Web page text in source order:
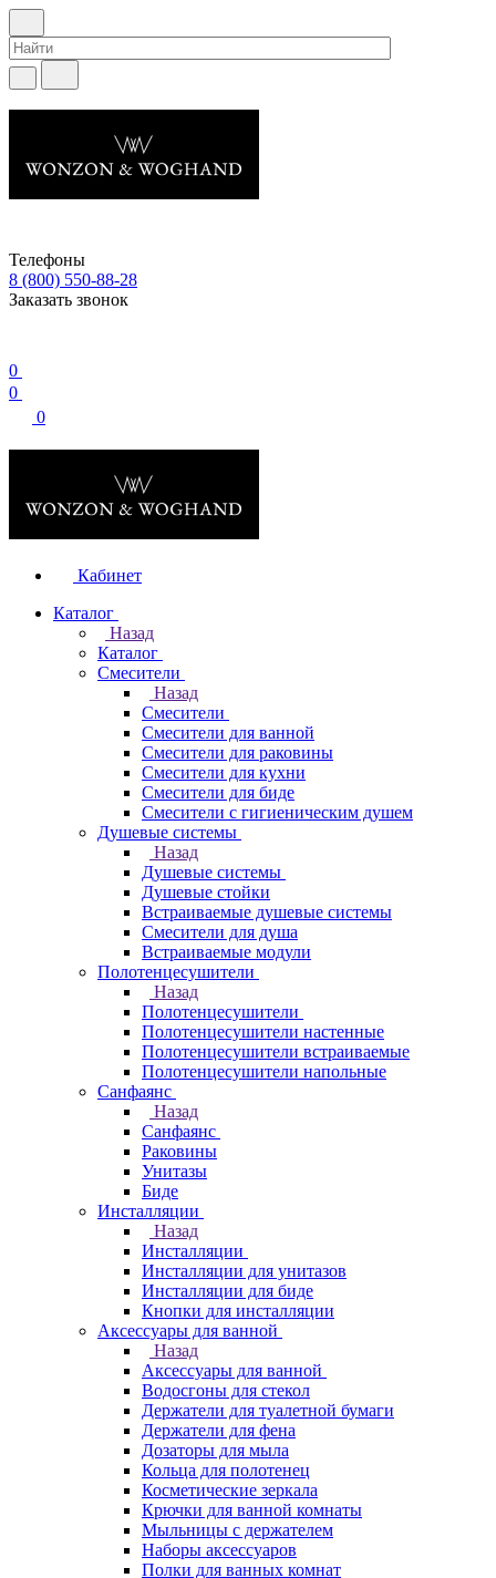
Телефоны
8 (800) 550-88-28
Заказать звонок
0
0
0
Кабинет
Каталог
Назад
Каталог
Смесители
Назад
Смесители
Смесители для ванной
Смесители для раковины
Смесители для кухни
Смесители для биде
Смесители с гигиеническим душем
Душевые системы
Назад
Душевые системы
Душевые стойки
Встраиваемые душевые системы
Смесители для душа
Встраиваемые модули
Полотенцесушители
Назад
Полотенцесушители
Полотенцесушители настенные
Полотенцесушители встраиваемые
Полотенцесушители напольные
Санфаянс
Назад
Санфаянс
Раковины
Унитазы
Биде
Инсталляции
Назад
Инсталляции
Инсталляции для унитазов
Инсталляции для биде
Кнопки для инсталляции
Аксессуары для ванной
Назад
Аксессуары для ванной
Водосгоны для стекол
Держатели для туалетной бумаги
Держатели для фена
Дозаторы для мыла
Кольца для полотенец
Косметические зеркала
Крючки для ванной комнаты
Мыльницы с держателем
Наборы аксессуаров
Полки для ванных комнат